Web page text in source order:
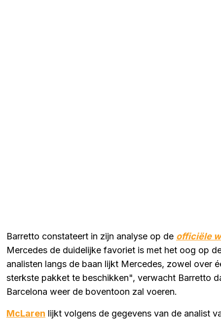
Barretto constateert in zijn analyse op de officiële
Mercedes de duidelijke favoriet is met het oog op
analisten langs de baan lijkt Mercedes, zowel over
sterkste pakket te beschikken", verwacht Barretto
Barcelona weer de boventoon zal voeren.
McLaren lijkt volgens de gegevens van de analist